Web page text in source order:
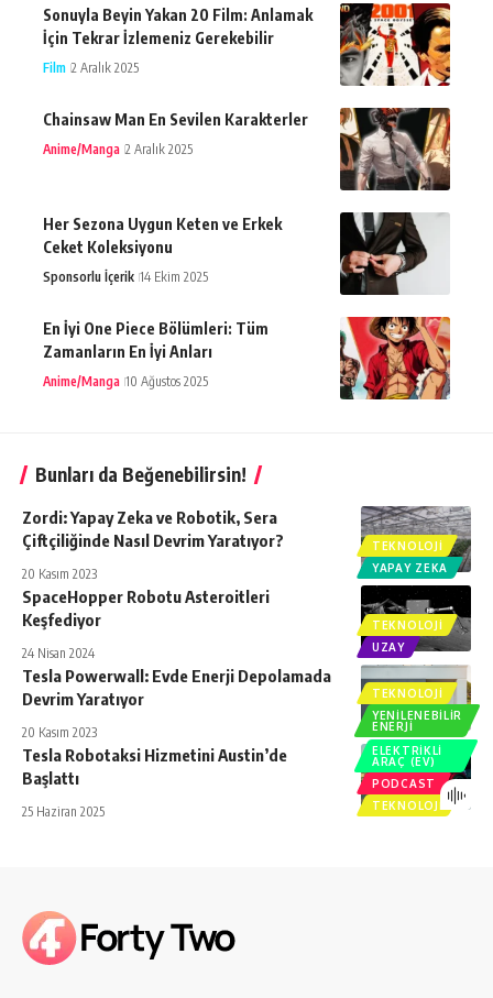
Sonuyla Beyin Yakan 20 Film: Anlamak
İçin Tekrar İzlemeniz Gerekebilir
Film 2 Aralık 2025
Chainsaw Man En Sevilen Karakterler
Anime/Manga 2 Aralık 2025
Her Sezona Uygun Keten ve Erkek
Ceket Koleksiyonu
Sponsorlu İçerik 14 Ekim 2025
En İyi One Piece Bölümleri: Tüm
Zamanların En İyi Anları
Anime/Manga 10 Ağustos 2025
Bunları da Beğenebilirsin!
TEKNOLOJI
YAPAY ZEKA
Zordi: Yapay Zeka ve Robotik, Sera
Çiftçiliğinde Nasıl Devrim Yaratıyor?
20 Kasım 2023
TEKNOLOJI
UZAY
SpaceHopper Robotu Asteroitleri
Keşfediyor
24 Nisan 2024
TEKNOLOJI
YENILENEBILIR
ENERJI
Tesla Powerwall: Evde Enerji Depolamada
Devrim Yaratıyor
20 Kasım 2023
ELEKTRIKLI
ARAÇ (EV)
PODCAST
TEKNOLOJI
Tesla Robotaksi Hizmetini Austin’de
Başlattı
25 Haziran 2025